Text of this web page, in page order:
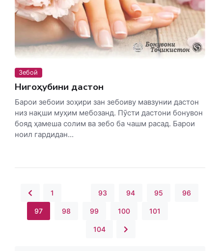
Зебоӣ
Нигоҳубини дастон
Барои зебоии зоҳири зан зебоиву мавзунии дастон
низ нақши муҳим мебозанд. Пӯсти дастони бонувон
бояд ҳамеша солим ва зебо ба чашм расад. Барои
ноил гардидан...
1 93 94 95 96
97 98 99 100 101
104